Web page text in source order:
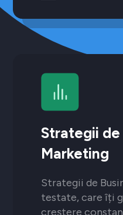
Strategii de
Marketing
Strategii de
testate, care îți
creștere